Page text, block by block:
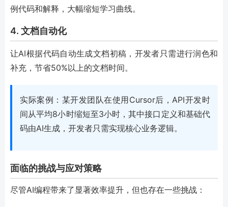
例代码和解释，大幅缩短学习曲线。
4. 文档自动化
让AI根据代码自动生成文档初稿，开发者只需进行润色和
补充，节省50%以上的文档时间。
实际案例：某开发团队在使用Cursor后，API开发时
间从平均8小时缩短至3小时，其中接口定义和基础代
码由AI生成，开发者只需实现核心业务逻辑。
面临的挑战与应对策略
尽管AI编程带来了显著效率提升，但也存在一些挑战：